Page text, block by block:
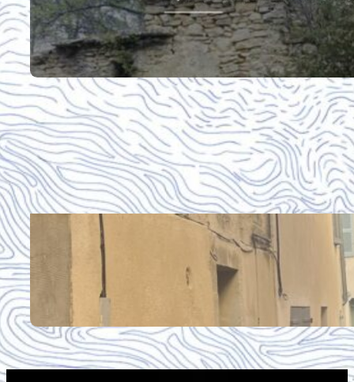
18/09/2026
La pierre sèche : intérêt paysager et
Tous les événements
Mise en lumière : les parcours
2025
Parcours de l’arbre
Tous les parcours urbains